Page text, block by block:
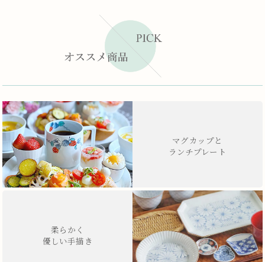
マグカップと
ランチプレート
柔らかく
優しい手描き